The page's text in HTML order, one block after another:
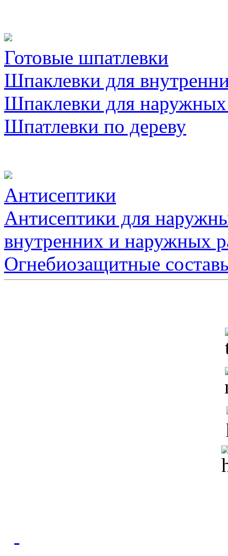
Готовые шпатлевки
Шпаклевки для
Шпаклевки для наружных
Шпатлевки по дереву
Антисептики
Антисептики для
внутренних и наружных
Огнебиозащитные